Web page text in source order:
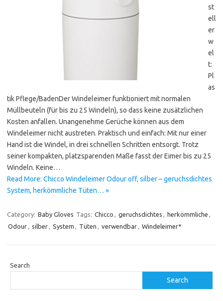
st
ell
er
w
el
t:
Pl
as
tik Pflege/BadenDer Windeleimer funktioniert mit normalen
Müllbeuteln (für bis zu 25 Windeln), so dass keine zusätzlichen
Kosten anfallen. Unangenehme Gerüche können aus dem
Windeleimer nicht austreten. Praktisch und einfach: Mit nur einer
Hand ist die Windel, in drei schnellen Schritten entsorgt. Trotz
seiner kompakten, platzsparenden Maße fasst der Eimer bis zu 25
Windeln. Keine…
Read More: Chicco Windeleimer Odour off, silber – geruchsdichtes
System, herkömmliche Tüten… »
Category: Baby Gloves Tags: Chicco , geruchsdichtes , herkömmliche ,
Odour, silber, System , Tüten , verwendbar, Windeleimer*
Search
Search